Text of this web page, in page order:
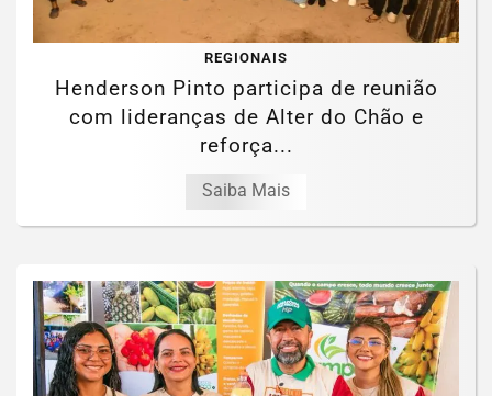
REGIONAIS
Henderson Pinto participa de reunião
com lideranças de Alter do Chão e
reforça...
Saiba Mais